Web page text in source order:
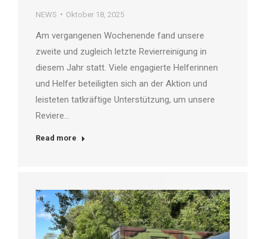
NEWS Oktober 18, 2025
Am vergangenen Wochenende fand unsere
zweite und zugleich letzte Revierreinigung in
diesem Jahr statt. Viele engagierte Helferinnen
und Helfer beteiligten sich an der Aktion und
leisteten tatkräftige Unterstützung, um unsere
Reviere…
Read more